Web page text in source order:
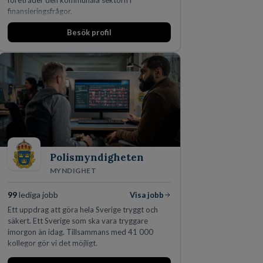
finansieringsfrågor.
Besök profil
Polismyndigheten
MYNDIGHET
99lediga jobb
Visa jobb
Ett uppdrag att göra hela Sverige tryggt och
säkert. Ett Sverige som ska vara tryggare
imorgon än idag. Tillsammans med 41 000
kollegor gör vi det möjligt.